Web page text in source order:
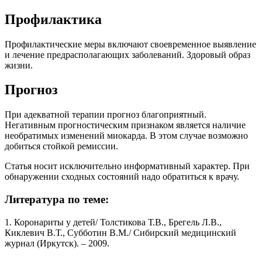
Профилактика
Профилактические меры включают своевременное выявление
и лечение предрасполагающих заболеваний. Здоровый образ
жизни.
Прогноз
При адекватной терапии прогноз благоприятный.
Негативным прогностическим признаком является наличие
необратимых изменений миокарда. В этом случае возможно
добиться стойкой ремиссии.
Статья носит исключительно информативный характер. При
обнаружении сходных состояний надо обратиться к врачу.
Литература по теме:
1. Коронариты у детей/ Толстикова Т.В., Брегель Л.В.,
Киклевич В.Т., Субботин В.М./ Сибирский медицинский
журнал (Иркутск). – 2009.